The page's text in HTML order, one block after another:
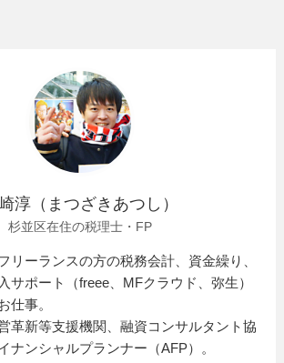
淳（まつざきあつし）
杉並区在住の税理士・FP
リーランスの方の税務会計、資金繰り、
サポート（freee、MFクラウド、弥生）
仕事。
革新等支援機関、融資コンサルタント協
ナンシャルプランナー（AFP）。